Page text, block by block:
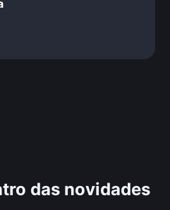
das novidades